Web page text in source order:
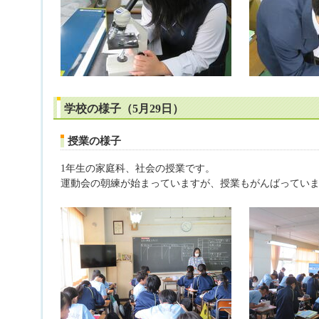
学校の様子（5月29日）
授業の様子
1年生の家庭科、社会の授業です。
運動会の朝練が始まっていますが、授業もがんばってい